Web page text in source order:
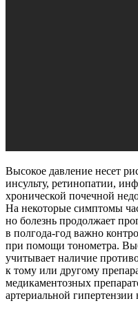
Высокое давление несет
инсульту, ретинопатии,
хронической почечной
На некоторые симптомы
но болезнь продолжает
в полгода-год важно
при помощи тонометра.
учитывает наличие
к тому или другому
медикаментозных
артериальной гипертензии